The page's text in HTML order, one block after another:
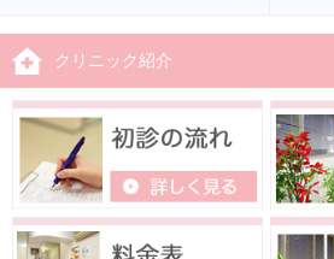
クリニック紹介